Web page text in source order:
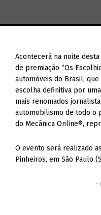
Acontecerá na noite
de premiação “Os
automóveis do Brasil,
escolha definitiva por
mais renomados
automobilismo de todo o
do Mecânica Online®,
O evento será realizado
Pinheiros, em São Paulo
-